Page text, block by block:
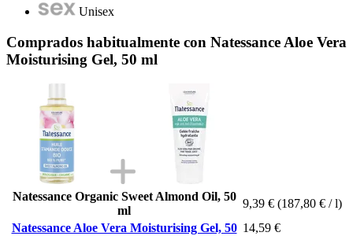
Unisex
Comprados habitualmente con Natessance Aloe Vera
Moisturising Gel, 50 ml
Natessance Organic Sweet Almond Oil, 50
ml
9,39 € (187,80 € / l)
Natessance Aloe Vera Moisturising Gel, 50 14,59 €